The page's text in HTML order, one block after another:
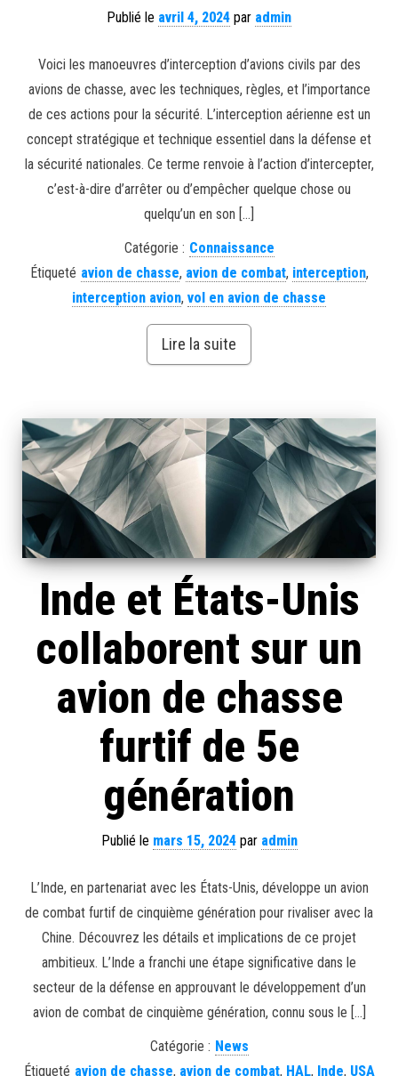
Publié le avril 4, 2024 par admin
Voici les manoeuvres d’interception d’avions civils par des
avions de chasse, avec les techniques, règles, et l’importance
de ces actions pour la sécurité. L’interception aérienne est un
concept stratégique et technique essentiel dans la défense et
la sécurité nationales. Ce terme renvoie à l’action d’intercepter,
c’est-à-dire d’arrêter ou d’empêcher quelque chose ou
quelqu’un en son […]
Catégorie : Connaissance
Étiqueté avion de chasse, avion de combat, interception,
interception avion, vol en avion de chasse
Lire la suite
Inde et États-Unis
collaborent sur un
avion de chasse
furtif de 5e
génération
Publié le mars 15, 2024par admin
L’Inde, en partenariat avec les États-Unis, développe un avion
de combat furtif de cinquième génération pour rivaliser avec la
Chine. Découvrez les détails et implications de ce projet
ambitieux. L’Inde a franchi une étape significative dans le
secteur de la défense en approuvant le développement d’un
avion de combat de cinquième génération, connu sous le […]
Catégorie : News
Étiqueté avion de chasse, avion de combat, HAL, Inde, USA